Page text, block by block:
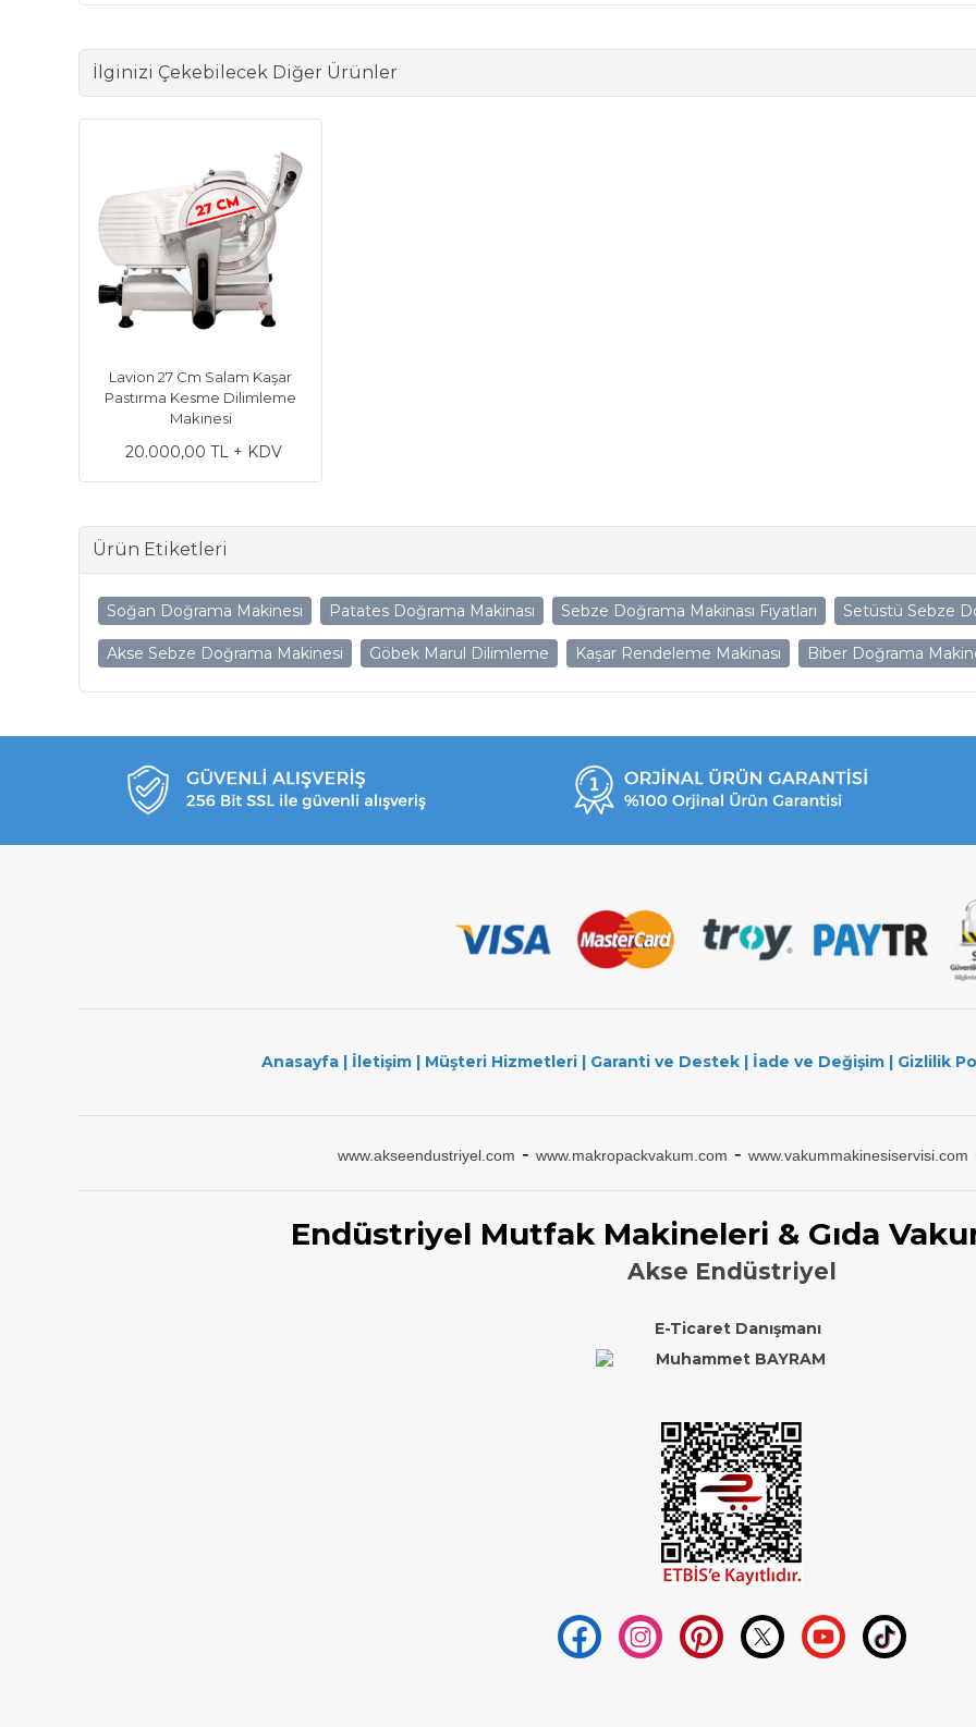
İlginizi Çekebilecek Diğer Ürünler
Lavion 27 Cm Salam Kaşar
Pastırma Kesme Dilimleme
Makinesi
20.000,00 TL + KDV
Ürün Etiketleri
Soğan Doğrama Makinesi Patates Doğrama Makinası Sebze Doğrama Makinası Fiyatları Setüstü Sebze
Akse Sebze Doğrama Makinesi Göbek Marul Dilimleme Kaşar Rendeleme Makinası Biber Doğrama
Anasayfa | İletişim | Müşteri Hizmetleri | Garanti ve Destek | İade ve Değişim | Gizlilik
www.akseendustriyel.com - www.makropackvakum.com - www.vakummakinesiservisi.com
Endüstriyel Mutfak Makineleri & Gıda
Akse Endüstriyel
E-Ticaret Danışmanı